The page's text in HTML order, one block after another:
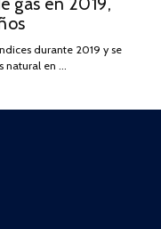
durante 2019 y se
en …